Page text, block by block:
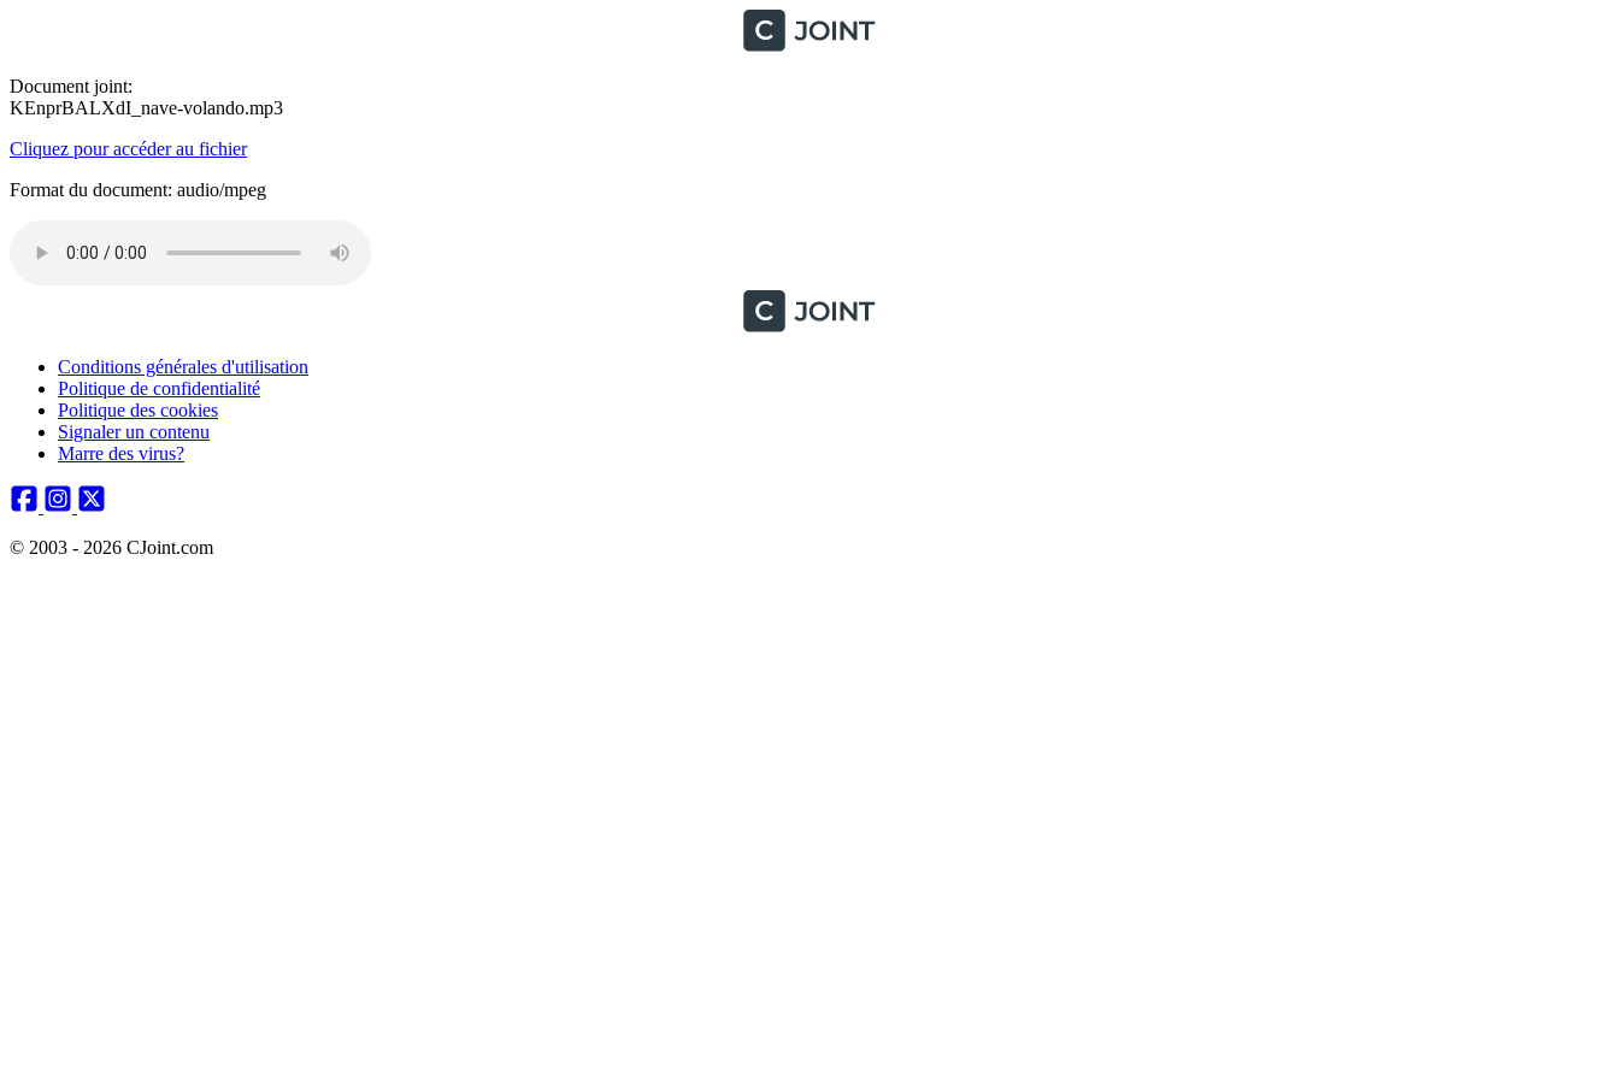
Document joint:
KEnprBALXdI_nave-volando.mp3
Cliquez pour accéder au fichier
Format du document: audio/mpeg
Conditions générales d'utilisation
Politique de confidentialité
Politique des cookies
Signaler un contenu
Marre des virus?
© 2003 - 2026 CJoint.com